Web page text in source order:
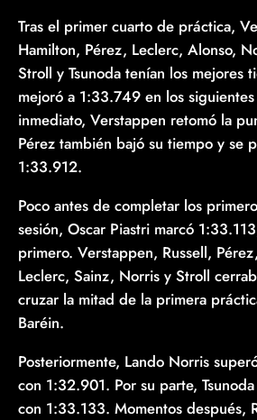
Tras el primer cuarto de práctica,
Hamilton, Pérez, Leclerc, Alonso,
Stroll y Tsunoda tenían los mejores
mejoró a 1:33.749 en los
inmediato, Verstappen retomó la
Pérez también bajó su tiempo y se
1:33.912.
Poco antes de completar los
sesión, Oscar Piastri marcó
primero. Verstappen, Russell,
Leclerc, Sainz, Norris y Stroll
cruzar la mitad de la primera
Baréin.
Posteriormente, Lando Norris
con 1:32.901. Por su parte,
con 1:33.133. Momentos después,